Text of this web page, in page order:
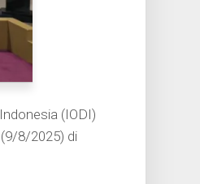
(IODI)
8/2025) di